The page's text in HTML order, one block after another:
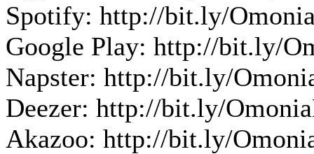
Spotify: http://bit.ly/
Google Play: http://bit.ly/
Napster: http://bit.ly/
Deezer: http://bit.ly/
Akazoo: http://bit.ly/